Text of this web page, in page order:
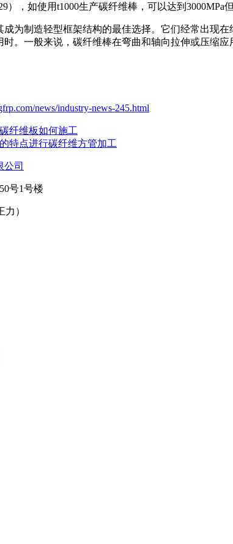
），如使用t1000生产碳纤维棒，可以达到3000MPa
制造轻型框架结构的最佳选择。它们经常出现在
。一般来说，碳纤维棒在弯曲和轴向拉伸或压缩应
news/industry-news-245.html
纤维板如何施工
特点进行碳纤维方管加工
号1号楼
）